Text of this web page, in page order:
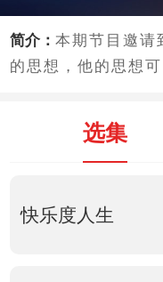
简介：本期节目邀请
的思想，他的思想
选集
快乐度人生